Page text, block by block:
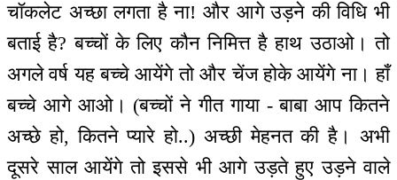
चॉकलेट अच्छा लगता है ना! और आगे उड़ने की विधि भी
बताई है? बच्चों के लिए कौन निमित्त है हाथ उठाओ। तो
अगले वर्ष यह बच्चे आयेंगे तो और चेंज होके आयेंगे ना। हाँ
बच्चे आगे आओ। (बच्चों ने गीत गाया - बाबा आप कितने
अच्छे हो, कितने प्यारे हो..) अच्छी मेहनत की है। अभी
दूसरे साल आयेंगे तो इससे भी आगे उड़ते हुए उड़ने वाले